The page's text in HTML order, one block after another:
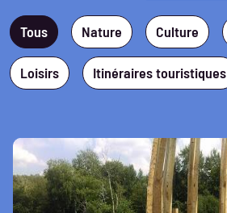
Tous Nature Culture
Loisirs Itinéraires touristiques